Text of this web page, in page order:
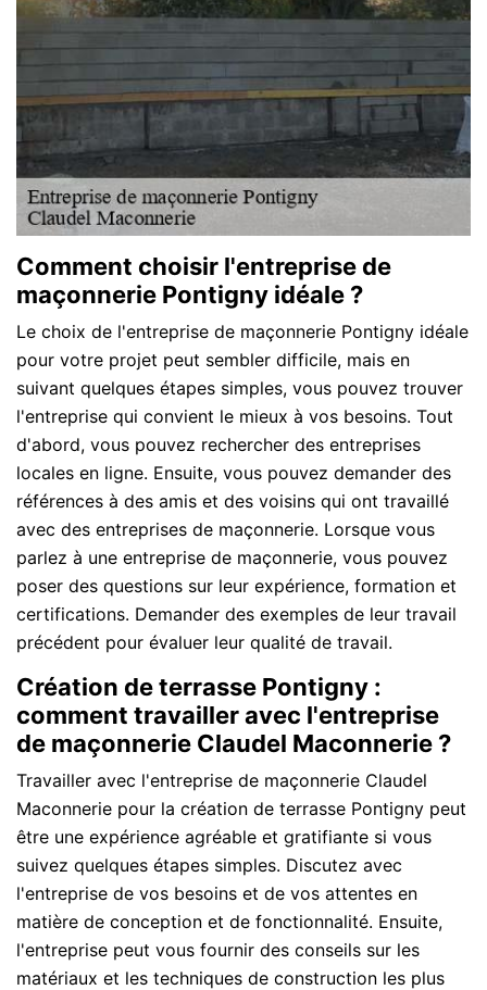
Comment choisir l'entreprise de
maçonnerie Pontigny idéale ?
Le choix de l'entreprise de maçonnerie Pontigny idéale
pour votre projet peut sembler difficile, mais en
suivant quelques étapes simples, vous pouvez trouver
l'entreprise qui convient le mieux à vos besoins. Tout
d'abord, vous pouvez rechercher des entreprises
locales en ligne. Ensuite, vous pouvez demander des
références à des amis et des voisins qui ont travaillé
avec des entreprises de maçonnerie. Lorsque vous
parlez à une entreprise de maçonnerie, vous pouvez
poser des questions sur leur expérience, formation et
certifications. Demander des exemples de leur travail
précédent pour évaluer leur qualité de travail.
Création de terrasse Pontigny :
comment travailler avec l'entreprise
de maçonnerie Claudel Maconnerie ?
Travailler avec l'entreprise de maçonnerie Claudel
Maconnerie pour la création de terrasse Pontigny peut
être une expérience agréable et gratifiante si vous
suivez quelques étapes simples. Discutez avec
l'entreprise de vos besoins et de vos attentes en
matière de conception et de fonctionnalité. Ensuite,
l'entreprise peut vous fournir des conseils sur les
matériaux et les techniques de construction les plus